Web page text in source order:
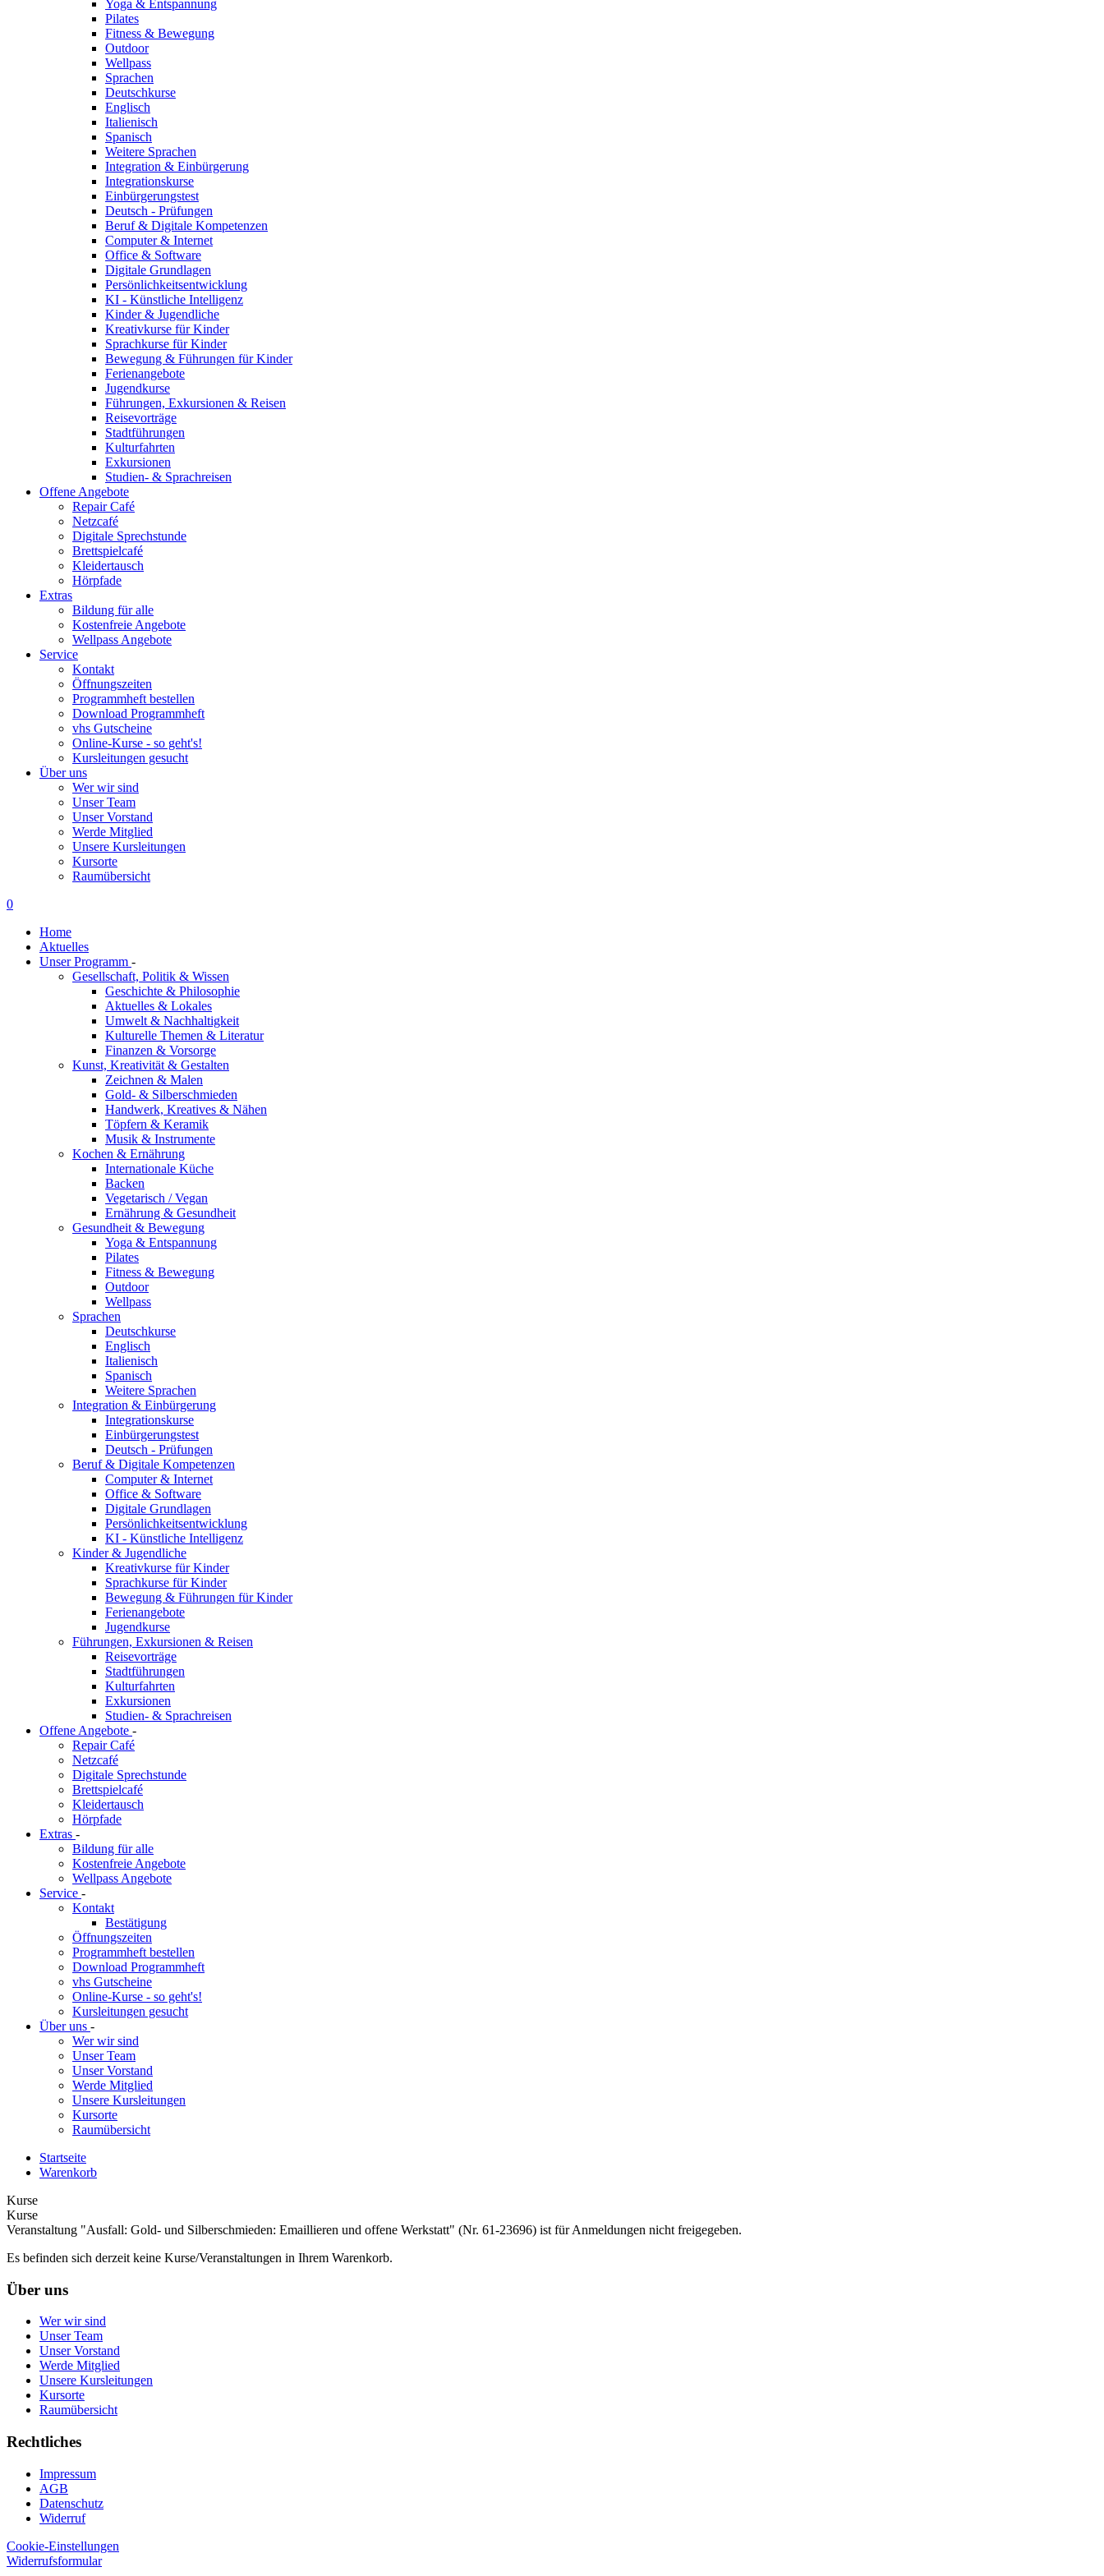
Yoga & Entspannung
Pilates
Fitness & Bewegung
Outdoor
Wellpass
Sprachen
Deutschkurse
Englisch
Italienisch
Spanisch
Weitere Sprachen
Integration & Einbürgerung
Integrationskurse
Einbürgerungstest
Deutsch - Prüfungen
Beruf & Digitale Kompetenzen
Computer & Internet
Office & Software
Digitale Grundlagen
Persönlichkeitsentwicklung
KI - Künstliche Intelligenz
Kinder & Jugendliche
Kreativkurse für Kinder
Sprachkurse für Kinder
Bewegung & Führungen für Kinder
Ferienangebote
Jugendkurse
Führungen, Exkursionen & Reisen
Reisevorträge
Stadtführungen
Kulturfahrten
Exkursionen
Studien- & Sprachreisen
Offene Angebote
Repair Café
Netzcafé
Digitale Sprechstunde
Brettspielcafé
Kleidertausch
Hörpfade
Extras
Bildung für alle
Kostenfreie Angebote
Wellpass Angebote
Service
Kontakt
Öffnungszeiten
Programmheft bestellen
Download Programmheft
vhs Gutscheine
Online-Kurse - so geht's!
Kursleitungen gesucht
Über uns
Wer wir sind
Unser Team
Unser Vorstand
Werde Mitglied
Unsere Kursleitungen
Kursorte
Raumübersicht
0
Home
Aktuelles
Unser Programm -
Gesellschaft, Politik & Wissen
Geschichte & Philosophie
Aktuelles & Lokales
Umwelt & Nachhaltigkeit
Kulturelle Themen & Literatur
Finanzen & Vorsorge
Kunst, Kreativität & Gestalten
Zeichnen & Malen
Gold- & Silberschmieden
Handwerk, Kreatives & Nähen
Töpfern & Keramik
Musik & Instrumente
Kochen & Ernährung
Internationale Küche
Backen
Vegetarisch / Vegan
Ernährung & Gesundheit
Gesundheit & Bewegung
Yoga & Entspannung
Pilates
Fitness & Bewegung
Outdoor
Wellpass
Sprachen
Deutschkurse
Englisch
Italienisch
Spanisch
Weitere Sprachen
Integration & Einbürgerung
Integrationskurse
Einbürgerungstest
Deutsch - Prüfungen
Beruf & Digitale Kompetenzen
Computer & Internet
Office & Software
Digitale Grundlagen
Persönlichkeitsentwicklung
KI - Künstliche Intelligenz
Kinder & Jugendliche
Kreativkurse für Kinder
Sprachkurse für Kinder
Bewegung & Führungen für Kinder
Ferienangebote
Jugendkurse
Führungen, Exkursionen & Reisen
Reisevorträge
Stadtführungen
Kulturfahrten
Exkursionen
Studien- & Sprachreisen
Offene Angebote -
Repair Café
Netzcafé
Digitale Sprechstunde
Brettspielcafé
Kleidertausch
Hörpfade
Extras -
Bildung für alle
Kostenfreie Angebote
Wellpass Angebote
Service -
Kontakt
Bestätigung
Öffnungszeiten
Programmheft bestellen
Download Programmheft
vhs Gutscheine
Online-Kurse - so geht's!
Kursleitungen gesucht
Über uns -
Wer wir sind
Unser Team
Unser Vorstand
Werde Mitglied
Unsere Kursleitungen
Kursorte
Raumübersicht
Startseite
Warenkorb
Kurse
Kurse
Veranstaltung "Ausfall: Gold- und Silberschmieden: Emaillieren und offene Werkstatt" (Nr. 61-23696) ist für Anmeldungen nicht freigegeben.
Es befinden sich derzeit keine Kurse/Veranstaltungen in Ihrem Warenkorb.
Über uns
Wer wir sind
Unser Team
Unser Vorstand
Werde Mitglied
Unsere Kursleitungen
Kursorte
Raumübersicht
Rechtliches
Impressum
AGB
Datenschutz
Widerruf
Cookie-Einstellungen
Widerrufsformular